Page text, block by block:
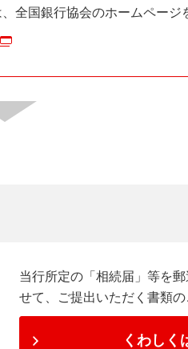
全国銀行協会のホームページ
当行所定の「相続届」等を
せて、ご提出いただく書類の
くわしく